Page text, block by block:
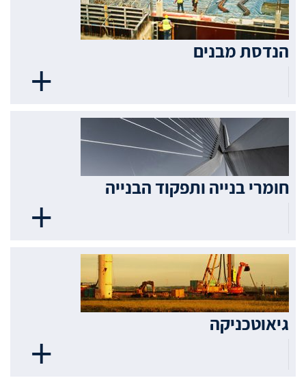
הנדסת מבנים
חומרי בנייה ותפקוד הבנייה
גיאוטכניקה